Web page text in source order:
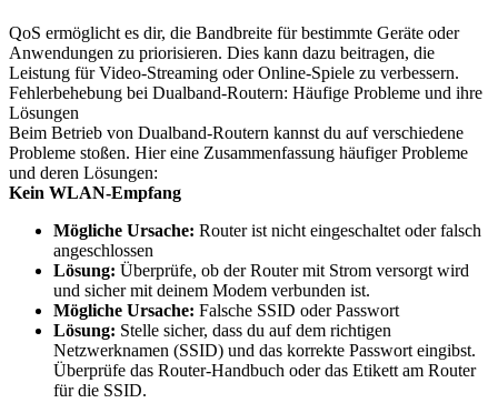
QoS ermöglicht es dir, die Bandbreite für bestimmte Geräte oder
Anwendungen zu priorisieren. Dies kann dazu beitragen, die
Leistung für Video-Streaming oder Online-Spiele zu verbessern.
Fehlerbehebung bei Dualband-Routern: Häufige Probleme und ihre
Lösungen
Beim Betrieb von Dualband-Routern kannst du auf verschiedene
Probleme stoßen. Hier eine Zusammenfassung häufiger Probleme
und deren Lösungen:
Kein WLAN-Empfang
Mögliche Ursache: Router ist nicht eingeschaltet oder falsch
angeschlossen
Lösung: Überprüfe, ob der Router mit Strom versorgt wird
und sicher mit deinem Modem verbunden ist.
Mögliche Ursache: Falsche SSID oder Passwort
Lösung: Stelle sicher, dass du auf dem richtigen
Netzwerknamen (SSID) und das korrekte Passwort eingibst.
Überprüfe das Router-Handbuch oder das Etikett am Router
für die SSID.